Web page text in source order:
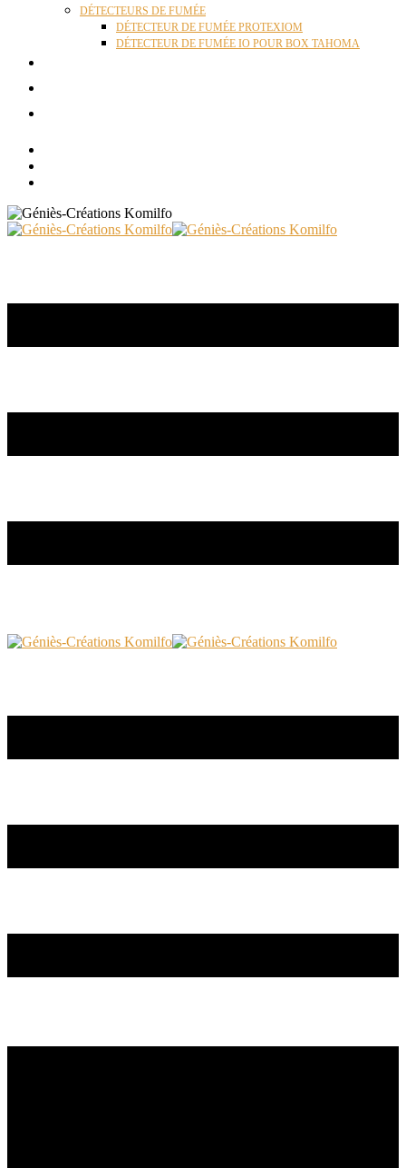
DÉTECTEURS DE FUMÉE
DÉTECTEUR DE FUMÉE PROTEXIOM
DÉTECTEUR DE FUMÉE IO POUR BOX TAHOMA